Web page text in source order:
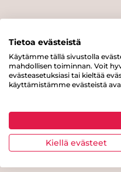
Tietoa evästeistä
Käytämme tällä sivustolla
mahdollisen toiminnan. Voit
evästeasetuksiasi tai kieltää
käyttämistämme evästeistä
Kiellä evästeet